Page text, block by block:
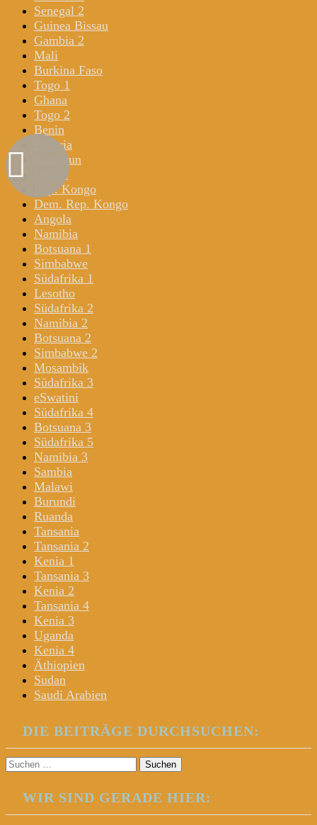
Senegal 2
Guinea Bissau
Gambia 2
Mali
Burkina Faso
Togo 1
Ghana
Togo 2
Benin
Nigeria
Kamerun
Gabun
Rep. Kongo
Dem. Rep. Kongo
Angola
Namibia
Botsuana 1
Simbabwe
Südafrika 1
Lesotho
Südafrika 2
Namibia 2
Botsuana 2
Simbabwe 2
Mosambik
Südafrika 3
eSwatini
Südafrika 4
Botsuana 3
Südafrika 5
Namibia 3
Sambia
Malawi
Burundi
Ruanda
Tansania
Tansania 2
Kenia 1
Tansania 3
Kenia 2
Tansania 4
Kenia 3
Uganda
Kenia 4
Äthiopien
Sudan
Saudi Arabien
DIE BEITRÄGE DURCHSUCHEN:
Suchen
nach:
WIR SIND GERADE HIER: